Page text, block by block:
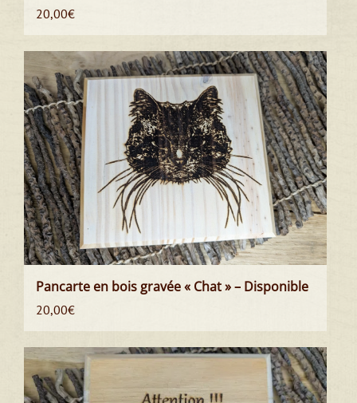
20,00€
Pancarte en bois gravée « Chat » – Disponible
20,00€